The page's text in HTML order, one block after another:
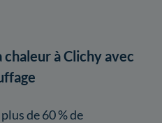
à Clichy avec
de 60 % de